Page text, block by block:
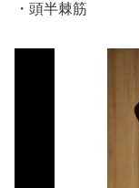
・頭半棘筋